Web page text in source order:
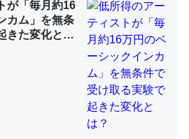
ウムも酸素も不足してて両方に不
るのでは」とあって面白い。海に
・ウミグモ）はカルシウムを使わ
だが、酵素が違うのか？
が「毎月約16
カム」を無条
きた変化と